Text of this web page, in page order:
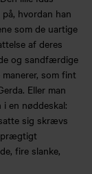
hvordan han
som de uartige
af deres
og sandfærdige
manerer, som fint
Eller man
i en nøddeskal:
sig skrævs
prægtigt
fire slanke,